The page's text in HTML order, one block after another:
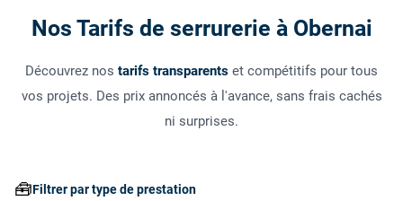
Nos Tarifs de serrurerie à Obernai
Découvrez nos tarifs transparents et compétitifs pour tous
vos projets. Des prix annoncés à l'avance, sans frais cachés
ni surprises.
🧰Filtrer par type de prestation